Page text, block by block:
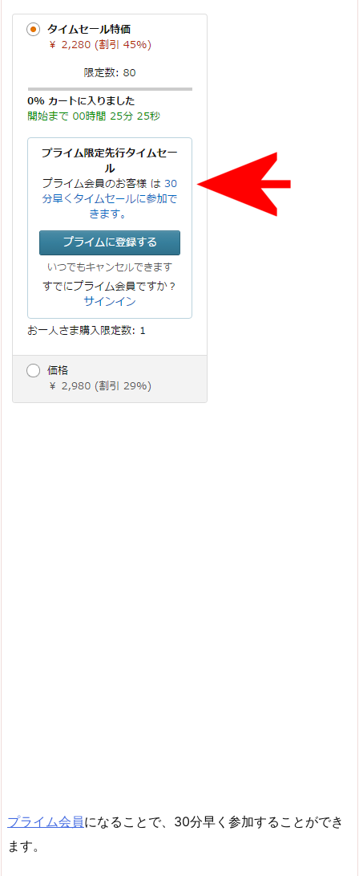
プライム会員になることで、30分早く参加することができ
ます。